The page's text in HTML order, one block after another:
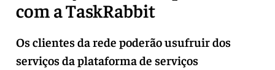
com a TaskRabbit
Os clientes da rede poderão usufruir dos
serviços da plataforma de serviços